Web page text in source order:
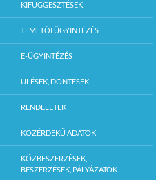
KIFÜGGESZTÉSEK
TEMETŐI ÜGYINTÉZÉS
E-ÜGYINTÉZÉS
ÜLÉSEK, DÖNTÉSEK
RENDELETEK
KÖZÉRDEKŰ ADATOK
KÖZBESZERZÉSEK,
BESZERZÉSEK, PÁLYÁZATOK